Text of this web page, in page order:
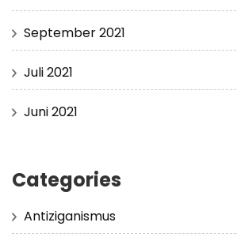
September 2021
Juli 2021
Juni 2021
Categories
Antiziganismus